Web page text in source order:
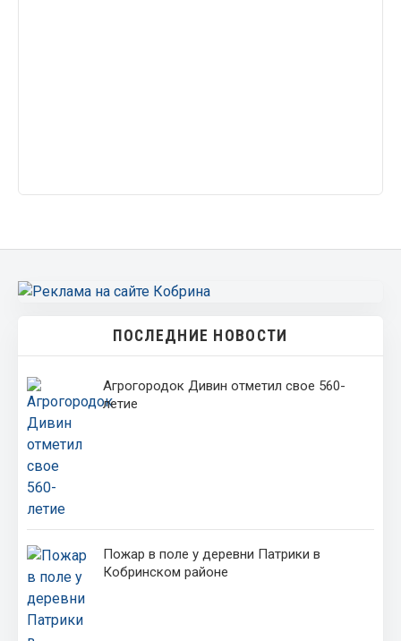
ПОСЛЕДНИЕ НОВОСТИ
Агрогородок Дивин отметил свое 560-
летие
Пожар в поле у деревни Патрики в
Кобринском районе